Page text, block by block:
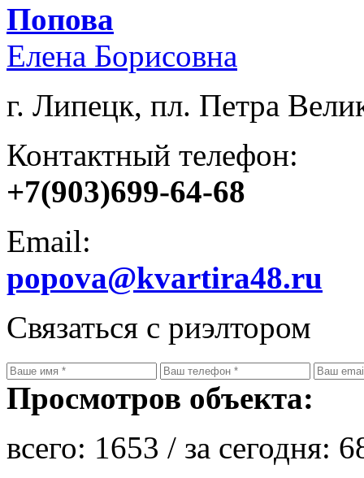
Попова
Елена Борисовна
г. Липецк, пл. Петра
Контактный телефон:
+7(903)699-64-68
Email:
popova@kvartira48.ru
Связаться с риэлтором
Просмотров объекта:
всего: 1653 / за сегодня: